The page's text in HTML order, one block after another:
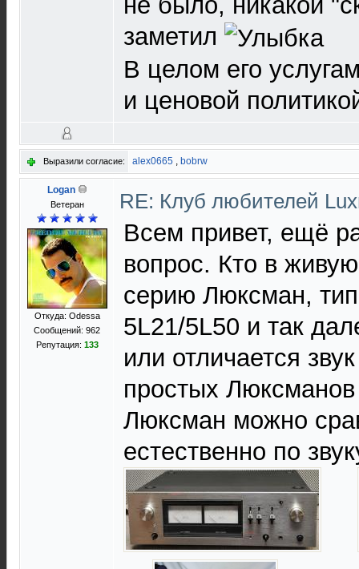
заметил
В целом его
и ценовой
Выразили согласие: alex0665 , bobrw
Logan
Ветеран
Откуда: Odessa
Сообщений: 962
Репутация: 133
RE: Клуб любителей
Всем привет, ещё
вопрос. Кто в
серию Люксман,
5L21/5L50 и так
или отличается
простых
Люксман можно
естественно по